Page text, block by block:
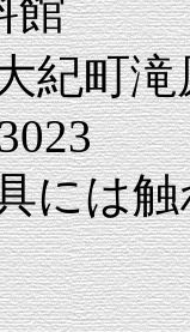
館
町滝
は触